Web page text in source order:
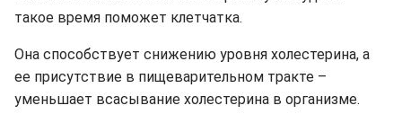
такое время поможет клетчатка.
Она способствует снижению уровня холестерина, а
ее присутствие в пищеварительном тракте –
уменьшает всасывание холестерина в организме.